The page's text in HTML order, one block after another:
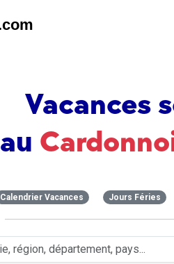
Vacances
au
Calendrier Vacances Jours Féries